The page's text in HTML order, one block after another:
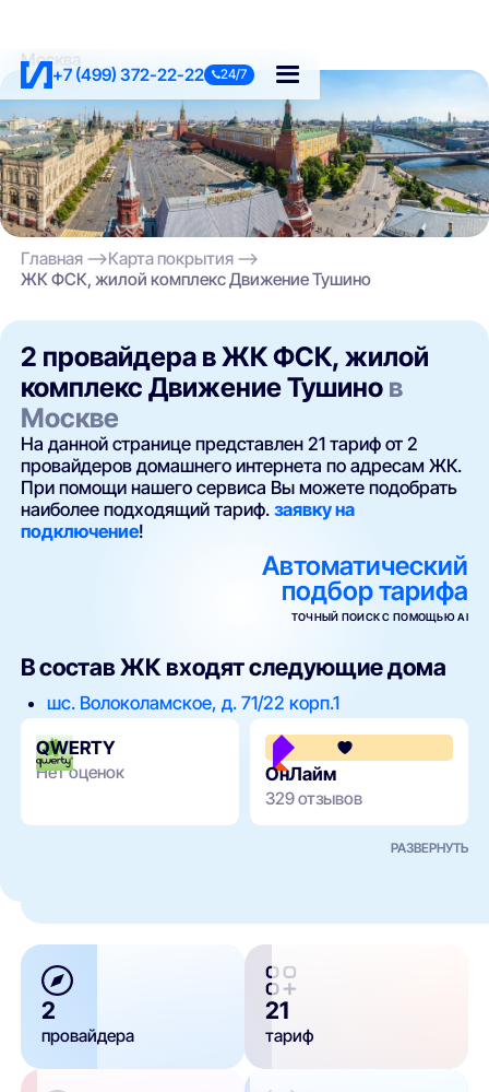
+7 (499) 372-22-22 24/7
Москва
Главная
Карта покрытия
ЖК ФСК, жилой комплекс Движение Тушино
2 провайдера в ЖК ФСК, жилой
комплекс Движение Тушино в
Москве
На данной странице представлен 21 тариф от 2
провайдеров домашнего интернета по адресам ЖК.
При помощи нашего сервиса Вы можете подобрать
наиболее подходящий тариф.заявку на
подключение!
Автоматический
подбор тарифа
ТОЧНЫЙ ПОИСК С ПОМОЩЬЮ AI
В состав ЖК входят следующие дома
шс. Волоколамское, д. 71/22 корп.1
QWERTY
Нет оценок ОнЛайм
329 отзывов
РАЗВЕРНУТЬ
2
провайдера
21
тариф